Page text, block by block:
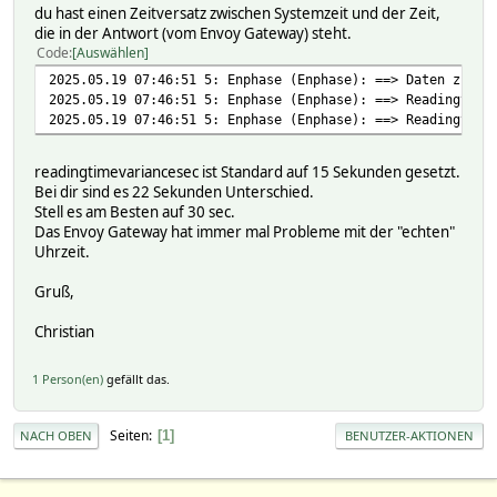
"agg_s_ph_a_mva": -191220,
"agg_s_ph_b_mva": 545399,
"agg_s_ph_c_mva": -230589
},
"load": {
"agg_p_mw": 629563,
"agg_s_mva": 724428,
"agg_p_ph_b_mw": 427291,
"agg_p_ph_c_mw": 121553,
"agg_s_ph_a_mva": -11385,
"agg_s_ph_b_mva": 712342,
"agg_s_ph_c_mva": 23468
"generator": {
"agg_s_mva": 0,
"agg_p_ph_b_mw": 0,
"agg_s_ph_a_mva": 0,
"agg_s_ph_b_mva": 0,
"agg_s_ph_c_mva": 0
du hast einen Zeitversatz zwischen Systemzeit und der Zeit,
die in der Antwort (vom Envoy Gateway) steht.
Code Auswählen
2025.05.19 07:46:51 5: Enphase (Enphase): ==> Daten zu
2025.05.19 07:46:51 5: Enphase (Enphase): ==> Readingtime:
2025.05.19 07:46:51 5: Enphase (Enphase): ==> Readingtime:
readingtimevariancesec ist Standard auf 15 Sekunden gesetzt.
Bei dir sind es 22 Sekunden Unterschied.
Stell es am Besten auf 30 sec.
Das Envoy Gateway hat immer mal Probleme mit der "echten"
Uhrzeit.
Gruß,
Christian
1 Person(en) gefällt das.
NACH OBEN Seiten 1 BENUTZER-AKTIONEN